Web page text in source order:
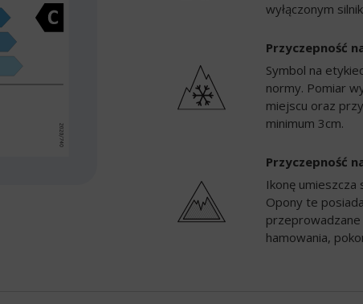
wyłączonym
Przyczepność
Symbol na
normy. Pomiar
miejscu oraz
minimum 3cm.
Przyczepność
Ikonę
Opony te
hamowania,